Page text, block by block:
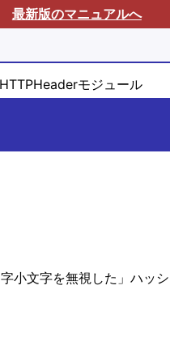
最新版のマニュアルへ
モジュール
文字を無視した」ハッ